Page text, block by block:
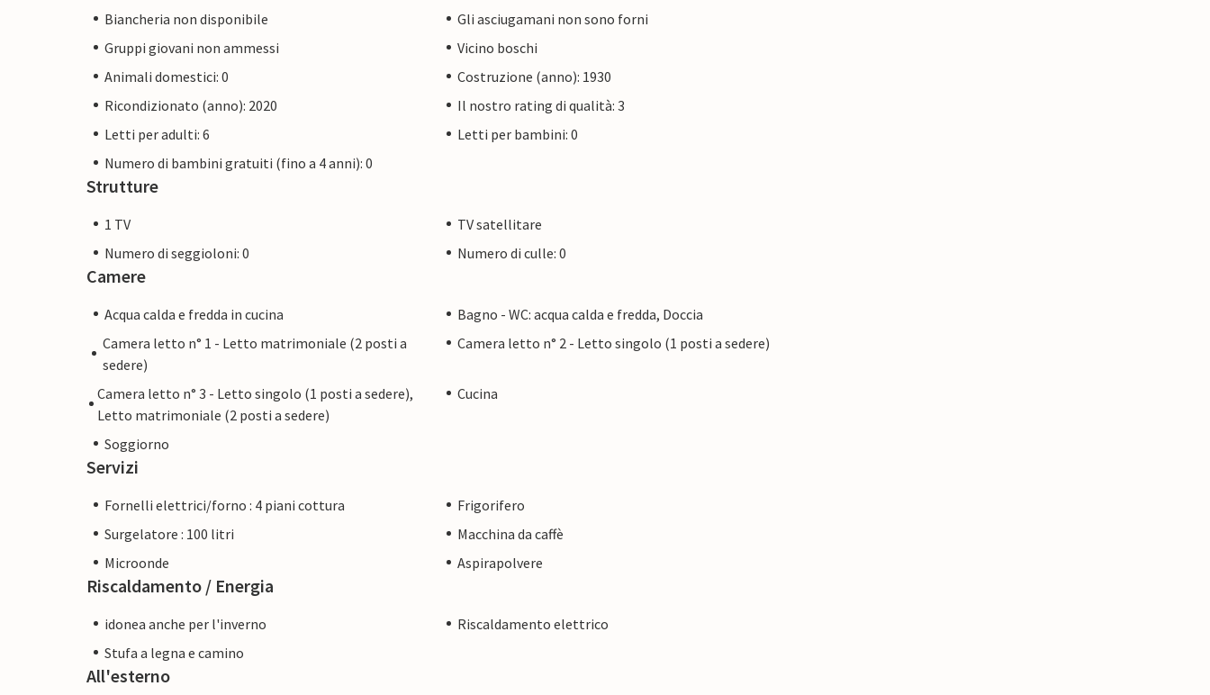
Biancheria non disponibile
Gli asciugamani non sono forni
Gruppi giovani non ammessi
Vicino boschi
Animali domestici: 0
Costruzione (anno): 1930
Ricondizionato (anno): 2020
Il nostro rating di qualità: 3
Letti per adulti: 6
Letti per bambini: 0
Numero di bambini gratuiti (fino a 4 anni): 0
Strutture
1 TV
TV satellitare
Numero di seggioloni: 0
Numero di culle: 0
Camere
Acqua calda e fredda in cucina
Bagno - WC: acqua calda e fredda, Doccia
Camera letto n° 1 - Letto matrimoniale (2 posti a
sedere)
Camera letto n° 2 - Letto singolo (1 posti a sedere)
Camera letto n° 3 - Letto singolo (1 posti a sedere),
Letto matrimoniale (2 posti a sedere)
Cucina
Soggiorno
Servizi
Fornelli elettrici/forno : 4 piani cottura
Frigorifero
Surgelatore : 100 litri
Macchina da caffè
Microonde
Aspirapolvere
Riscaldamento / Energia
idonea anche per l'inverno
Riscaldamento elettrico
Stufa a legna e camino
All'esterno